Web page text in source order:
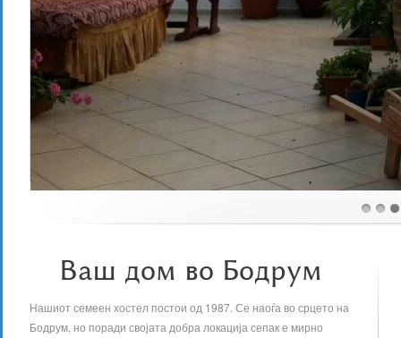
Ваш дом во Бодрум
Нашиот семеен хостел постои од 1987. Се наоѓа во срцето на
Бодрум, но поради својата добра локација сепак е мирно